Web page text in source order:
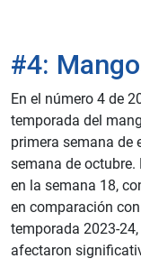
#4:
En el número 4 de
temporada del
primera semana de
semana de
en la semana 18,
en comparación
temporada 2023-
afectaron